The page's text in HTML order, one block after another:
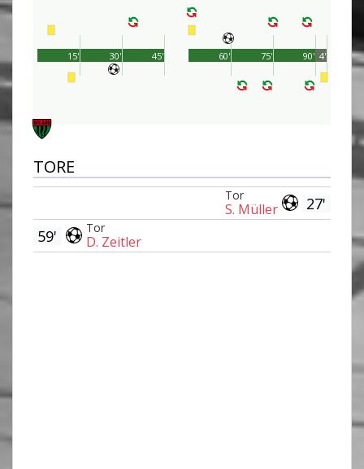
45'
15' 30' 90'
60' 75' 4'
TORE
27'
Tor
S. Müller
Tor
D. Zeitler
59'